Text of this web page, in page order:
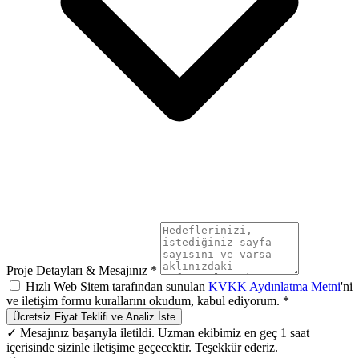
Proje Detayları & Mesajınız *
Hızlı Web Sitem tarafından sunulan KVKK Aydınlatma Metni'ni
ve iletişim formu kurallarını okudum, kabul ediyorum. *
Ücretsiz Fiyat Teklifi ve Analiz İste
✓ Mesajınız başarıyla iletildi. Uzman ekibimiz en geç 1 saat
içerisinde sizinle iletişime geçecektir. Teşekkür ederiz.